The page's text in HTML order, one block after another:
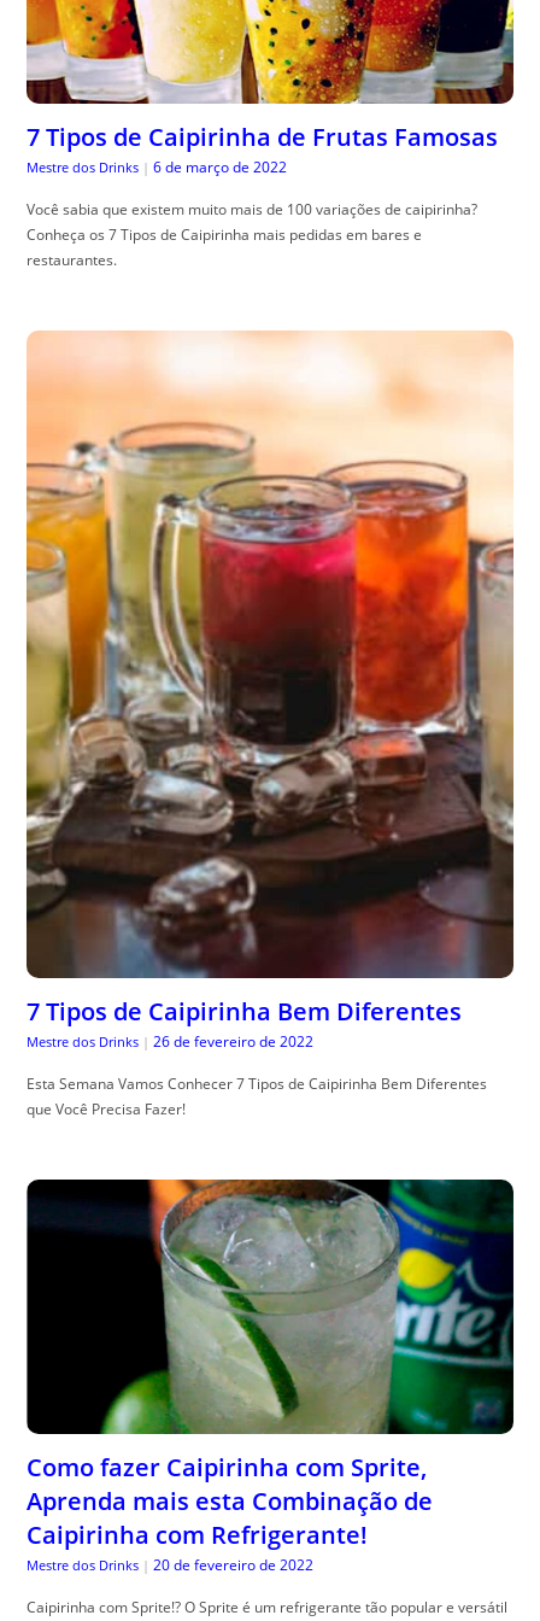
7 Tipos de Caipirinha de Frutas Famosas
Mestre dos Drinks | 6 de março de 2022
Você sabia que existem muito mais de 100 variações de caipirinha?
Conheça os 7 Tipos de Caipirinha mais pedidas em bares e
restaurantes.
7 Tipos de Caipirinha Bem Diferentes
Mestre dos Drinks | 26 de fevereiro de 2022
Esta Semana Vamos Conhecer 7 Tipos de Caipirinha Bem Diferentes
que Você Precisa Fazer!
Como fazer Caipirinha com Sprite,
Aprenda mais esta Combinação de
Caipirinha com Refrigerante!
Mestre dos Drinks | 20 de fevereiro de 2022
Caipirinha com Sprite!? O Sprite é um refrigerante tão popular e versátil